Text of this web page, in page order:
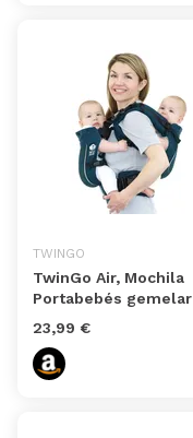
TWINGO
TwinGo Air, Mochila
Portabebés gemelar
23,99 €